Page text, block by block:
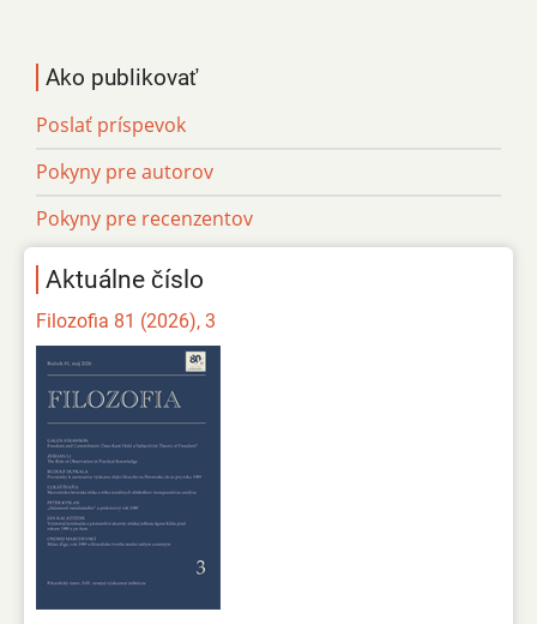
Ako publikovať
Poslať príspevok
Pokyny pre autorov
Pokyny pre recenzentov
Aktuálne číslo
Filozofia 81 (2026), 3